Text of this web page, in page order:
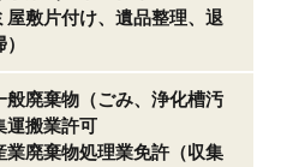
屋敷片付け、遺品整理、退
般廃棄物（ごみ、浄化槽汚
運搬業許可
業廃棄物処理業免許（収集